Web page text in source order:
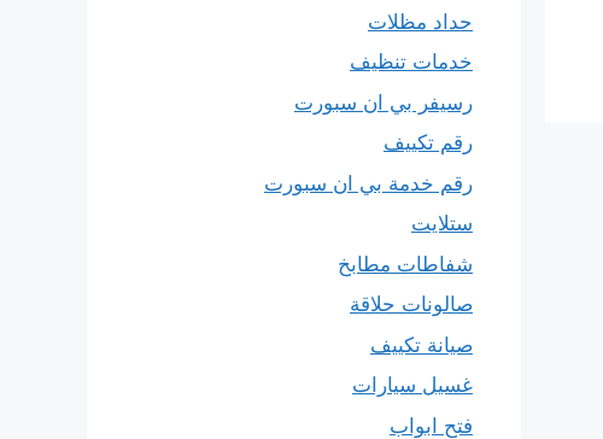
حداد مظلات
خدمات تنظيف
رسيفر بي ان سبورت
رقم تكييف
رقم خدمة بي ان سبورت
ستلايت
شفاطات مطابخ
صالونات حلاقة
صيانة تكييف
غسيل سيارات
فتح ابواب